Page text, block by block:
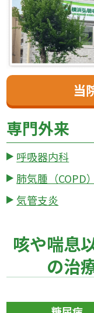
当
専門外来
呼吸器内科
肺気腫（COPD）
気管支炎
咳や喘息
の治